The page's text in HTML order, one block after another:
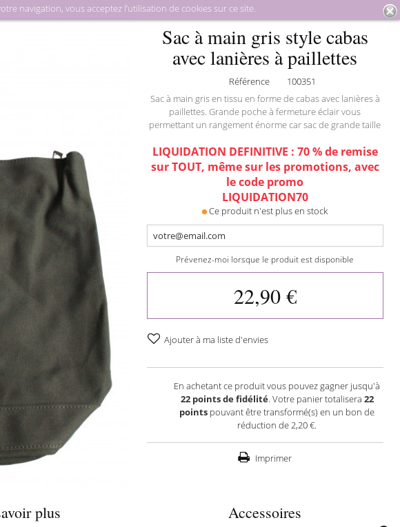
navigation, vous acceptez l’utilisation de cookies sur ce site.
à paillettes
Sac à main gris style cabas
avec lanières à paillettes
Référence
100351
Sac à main gris en tissu en forme de cabas avec lanières à
paillettes. Grande poche à fermeture éclair vous
permettant un rangement énorme car sac de grande taille
LIQUIDATION DEFINITIVE : 70 % de remise
sur TOUT, même sur les promotions, avec
le code promo
LIQUIDATION70
Ce produit n'est plus en stock
Prévenez-moi lorsque le produit est disponible
22,90 €
Ajouter à ma liste d'envies
En achetant ce produit vous pouvez gagner jusqu'à
22points de fidélité. Votre panier totalisera 22
points pouvant être transformé(s) en un bon de
réduction de2,20 €.
Imprimer
plus Accessoires